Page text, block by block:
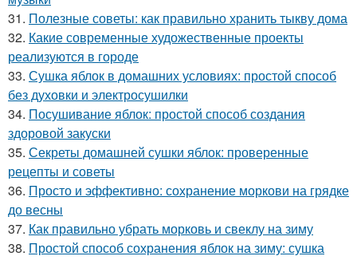
31. Полезные советы: как правильно хранить тыкву дома
32. Какие современные художественные проекты
реализуются в городе
33. Сушка яблок в домашних условиях: простой способ
без духовки и электросушилки
34. Посушивание яблок: простой способ создания
здоровой закуски
35. Секреты домашней сушки яблок: проверенные
рецепты и советы
36. Просто и эффективно: сохранение моркови на грядке
до весны
37. Как правильно убрать морковь и свеклу на зиму
38. Простой способ сохранения яблок на зиму: сушка